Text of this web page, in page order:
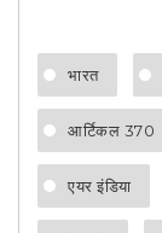
भारत
आर्टिकल 370
एयर इंडिया